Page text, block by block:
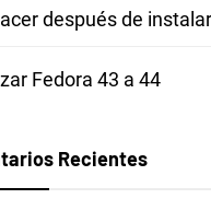
después de
Fedora 43 a 44
Recientes